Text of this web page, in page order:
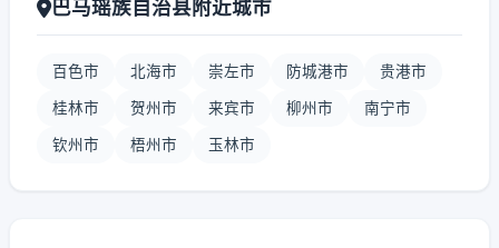
巴马瑶族自治县附近城市
百色市 北海市 崇左市 防城港市 贵港市
桂林市 贺州市 来宾市 柳州市 南宁市
钦州市 梧州市 玉林市